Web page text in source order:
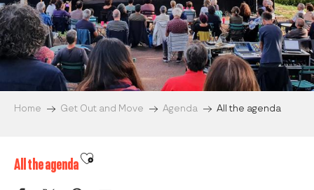
Home Get Out and Move Agenda All the agenda
All the agendaAjouter aux favoris